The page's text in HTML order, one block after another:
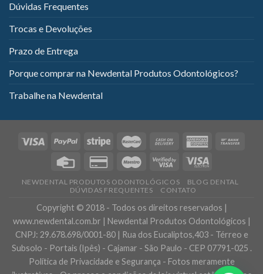
Dúvidas Frequentes
Trocas e Devoluções
Prazo de Entrega
Porque comprar na Newdental Produtos Odontológicos?
Trabalhe na Newdental
NEWDENTAL PRODUTOS ODONTOLÓGICOS
BLOG DENTAL
DÚVIDAS FREQUENTES
CONTATO
Copyright © 2018 - Todos os direitos reservados |
www.newdental.com.br | Newdental Produtos Odontológicos |
CNPJ: 29.678.698/0001-80 | Rua dos Eucaliptos,403 - Térreo e
Subsolo - Portais (Ipês) - Cajamar - São Paulo - CEP 07791-025 .
Política de Privacidade e Segurança - Fotos meramente